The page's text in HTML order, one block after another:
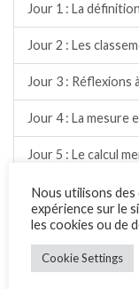
Jour 1 : La définition
Jour 2 : Les
Jour 3 : Réflexions
Jour 4 : La mesure
Jour 5 : Le calcul
Jour 6 :
Jour 7 : Suites de
Pause 1 :
Nous utilisons
expérience sur le
les cookies ou de
Cookie Settings